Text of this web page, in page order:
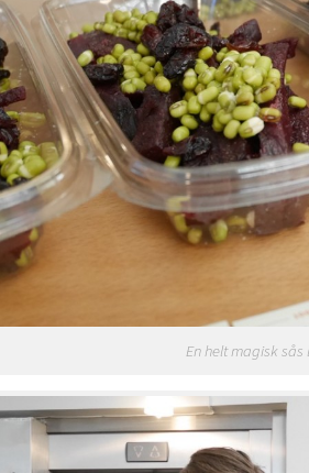
En helt magisk